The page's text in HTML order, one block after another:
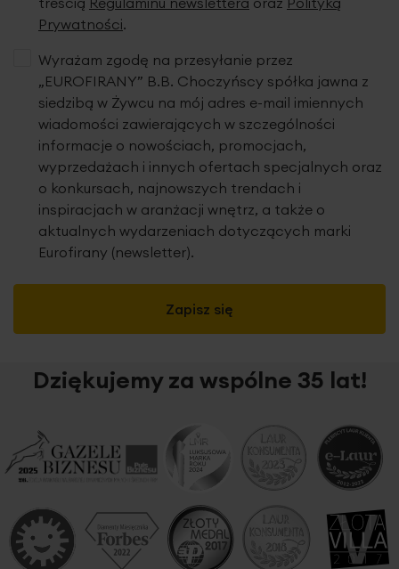
napinacze boczne tkaniny
instrukcja montażu
Zestaw zawiera wszystkie elementy. Wyjmujesz roletę z
paczki i
dzięki systemowi EASY ON
wieszasz w kilka
sekund, bez składania i wiercenia!
Dodatkowo, na życzenie klient może otrzymać: uchwyty
pod wywietrznik, uchwyty inwazyjne, taśmę dwustronną do
przyklejenia rolety.
Informacje techniczne w zakładce
INSTRUKCJA"
będzie konieczny przy czyszczeniu okna.
Prywatności.
Zapisz się
Wyrażam zgodę na przesyłanie przez
„EUROFIRANY” B.B. Choczyńscy spółka jawna z
siedzibą w Żywcu na mój adres e-mail imiennych
wiadomości zawierających w szczególności
informacje o nowościach, promocjach,
wyprzedażach i innych ofertach specjalnych oraz
o konkursach, najnowszych trendach i
inspiracjach w aranżacji wnętrz, a także o
aktualnych wydarzeniach dotyczących marki
Eurofirany (newsletter).
Dziękujemy za wspólne 35 lat!